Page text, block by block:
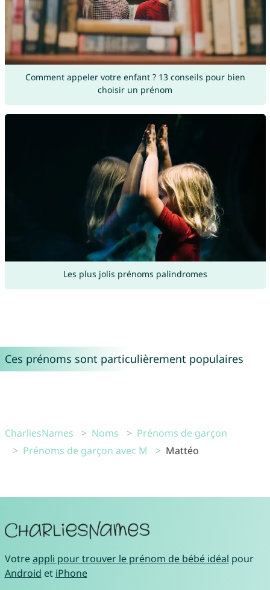
Comment appeler votre enfant ? 13 conseils pour bien
choisir un prénom
Les plus jolis prénoms palindromes
Ces prénoms sont particulièrement populaires
CharliesNames Noms
Prénoms de garçon
Prénoms de garçon avec M
Mattéo
Votreappli pour trouver le prénom de bébé idéal pour
Android et iPhone